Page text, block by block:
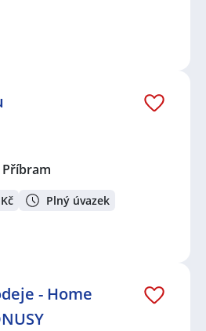
Plný úvazek
- Home